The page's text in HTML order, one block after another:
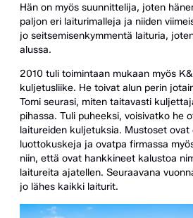
Hän on myös suunnittelija, joten
paljon eri laiturimalleja ja niiden
jo seitsemisenkymmentä laituria,
alussa.
2010 tuli toimintaan mukaan myös
kuljetusliike. He toivat alun perin
Tomi seurasi, miten taitavasti
pihassa. Tuli puheeksi, voisivatko he
laitureiden kuljetuksia. Mustoset ovat
luottokuskeja ja ovatpa firmassa
niin, että ovat hankkineet kalustoa
laitureita ajatellen. Seuraavana
jo lähes kaikki laiturit.